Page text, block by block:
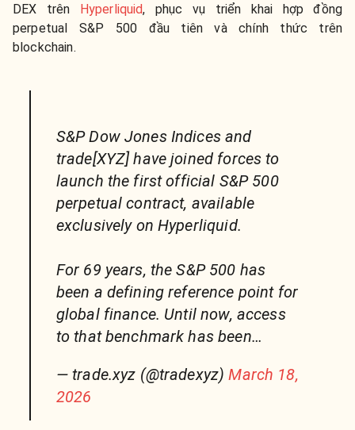
DEX trên Hyperliquid, phục vụ triển khai hợp đồng
perpetual S&P 500 đầu tiên và chính thức trên
blockchain.
S&P Dow Jones Indices and
trade[XYZ] have joined forces to
launch the first official S&P 500
perpetual contract, available
exclusively on Hyperliquid.
For 69 years, the S&P 500 has
been a defining reference point for
global finance. Until now, access
to that benchmark has been…
— trade.xyz (@tradexyz)March 18,
2026